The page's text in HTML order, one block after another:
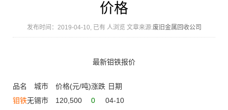
价格
发布时间：2019-04-10, 已有 人浏览 文章来源:废旧金属回收公司
最新钼铁报价
品名 城市 价格(元/吨)涨跌 日期
钼铁无锡市 120,500 0
04-10